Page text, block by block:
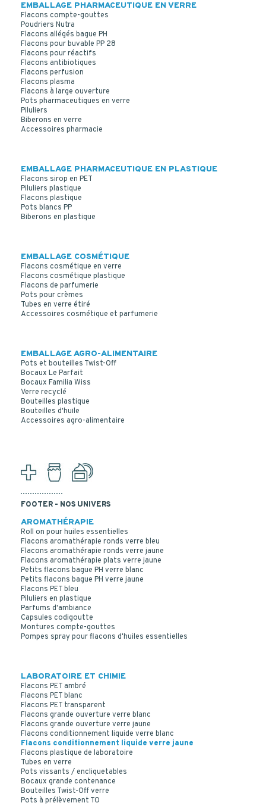
EMBALLAGE PHARMACEUTIQUE EN VERRE
Flacons compte-gouttes
Poudriers Nutra
Flacons allégés bague PH
Flacons pour buvable PP 28
Flacons pour réactifs
Flacons antibiotiques
Flacons perfusion
Flacons plasma
Flacons à large ouverture
Pots pharmaceutiques en verre
Piluliers
Biberons en verre
Accessoires pharmacie
EMBALLAGE PHARMACEUTIQUE EN PLASTIQUE
Flacons sirop en PET
Piluliers plastique
Flacons plastique
Pots blancs PP
Biberons en plastique
EMBALLAGE COSMÉTIQUE
Flacons cosmétique en verre
Flacons cosmétique plastique
Flacons de parfumerie
Pots pour crèmes
Tubes en verre étiré
Accessoires cosmétique et parfumerie
EMBALLAGE AGRO-ALIMENTAIRE
Pots et bouteilles Twist-Off
Bocaux Le Parfait
Bocaux Familia Wiss
Verre recyclé
Bouteilles plastique
Bouteilles d'huile
Accessoires agro-alimentaire
FOOTER - NOS UNIVERS
AROMATHÉRAPIE
Roll on pour huiles essentielles
Flacons aromathérapie ronds verre bleu
Flacons aromathérapie ronds verre jaune
Flacons aromathérapie plats verre jaune
Petits flacons bague PH verre blanc
Petits flacons bague PH verre jaune
Flacons PET bleu
Piluliers en plastique
Parfums d'ambiance
Capsules codigoutte
Montures compte-gouttes
Pompes spray pour flacons d'huiles essentielles
LABORATOIRE ET CHIMIE
Flacons PET ambré
Flacons PET blanc
Flacons PET transparent
Flacons grande ouverture verre blanc
Flacons grande ouverture verre jaune
Flacons conditionnement liquide verre blanc
Flacons conditionnement liquide verre jaune
Flacons plastique de laboratoire
Tubes en verre
Pots vissants / encliquetables
Bocaux grande contenance
Bouteilles Twist-Off verre
Pots à prélèvement TO